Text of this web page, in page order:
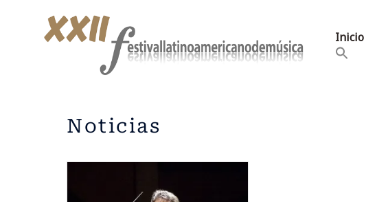
Inicio
Noticias